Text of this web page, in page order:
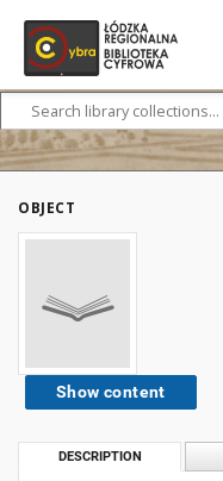
OBJECT
Show content
DESCRIPTION